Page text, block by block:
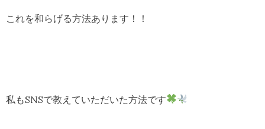
これを和らげる方法あります！！
私もSNSで教えていただいた方法です